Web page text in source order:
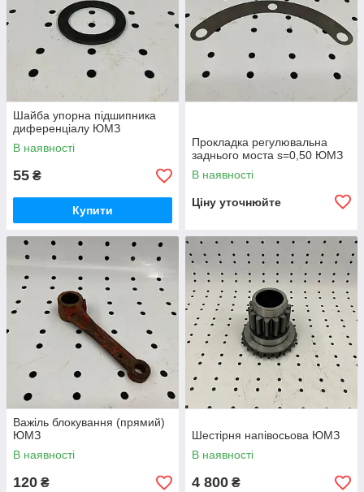
Шайба упорна підшипника
диференціалу ЮМЗ
В наявності
55 ₴
Купити
Прокладка регулювальна
заднього моста s=0,50 ЮМЗ
В наявності
Ціну уточнюйте
Важіль блокування (прямий)
ЮМЗ
В наявності
120 ₴
Шестірня напівосьова ЮМЗ
В наявності
4 800 ₴